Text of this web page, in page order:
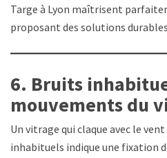
Targe à Lyon maîtrisent
proposant des solutions
6. Bruits
mouvements du
Un vitrage qui claque avec le
inhabituels indique une fixation